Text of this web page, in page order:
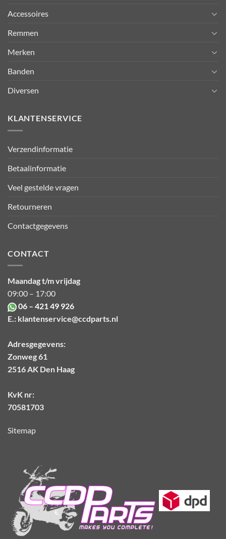
Accessoires
Remmen
Merken
Banden
Diversen
KLANTENSERVICE
Verzendinformatie
Betaalinformatie
Veel gestelde vragen
Retourneren
Contactgegevens
CONTACT
Maandag t/m vrijdag
09:00 – 17:00
06 – 421 49 926
E.: klantenservice@ccdparts.nl
Adresgegevens:
Zonweg 61
2516 AK Den Haag
KvK nr:
70581703
Sitemap